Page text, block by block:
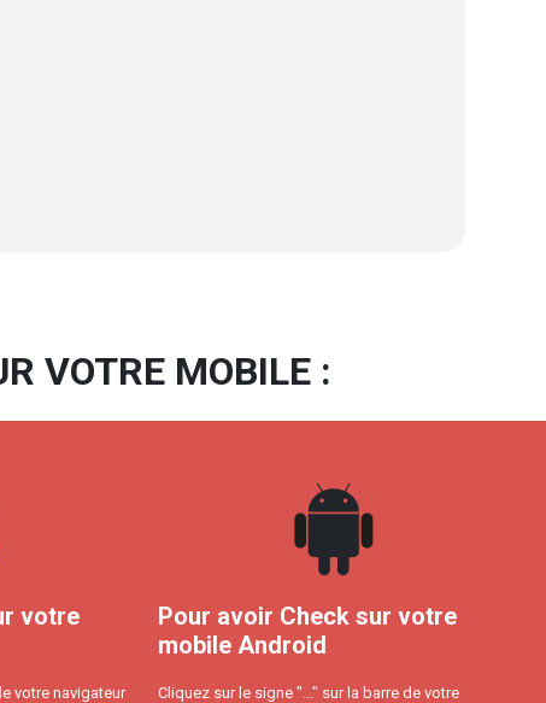
VOTRE MOBILE :
votre
votre navigateur
Pour avoir Check sur votre
mobile Android
Cliquez sur le signe "..." sur la barre de votre